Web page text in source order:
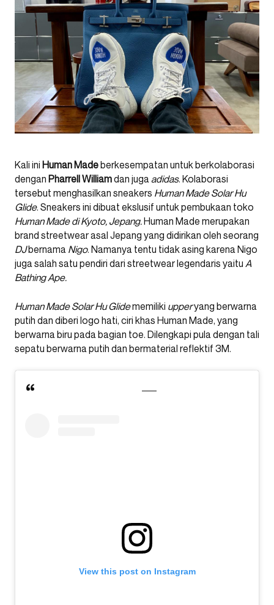
Kali ini Human Madeberkesempatan untuk berkolaborasi
dengan Pharrell Williamdan jugaadidas. Kolaborasi
tersebut menghasilkan sneakers Human Made Solar Hu
Glide. Sneakers ini dibuat ekslusif untuk pembukaan toko
Human Made di Kyoto, Jepang.Human Made merupakan
brand streetwear asal Jepang yang didirikan oleh seorang
DJbernama Nigo. Namanya tentu tidak asing karena Nigo
juga salah satu pendiri dari streetwear legendaris yaitu A
Bathing Ape.
Human Made Solar Hu Glidememiliki upperyang berwarna
putih dan diberi logo hati, ciri khas Human Made, yang
berwarna biru pada bagian toe. Dilengkapi pula dengan tali
sepatu berwarna putih dan bermaterial reflektif 3M.
View this post on Instagram